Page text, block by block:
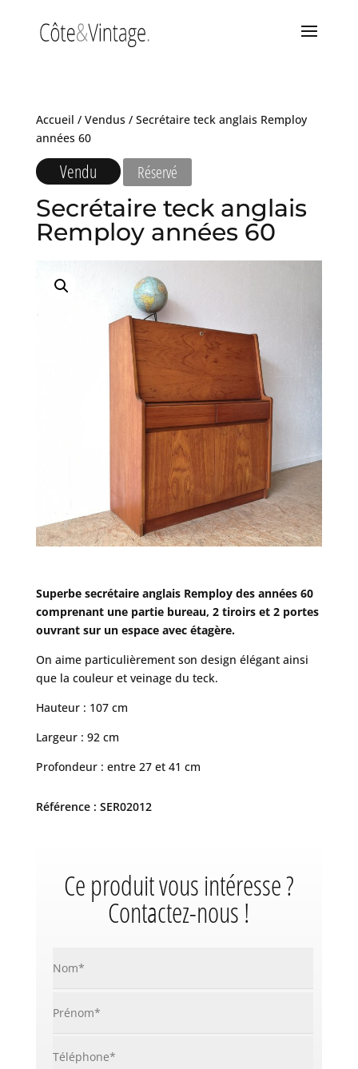
Accueil / Vendus/ Secrétaire teck anglais Remploy
années 60
Vendu Réservé
Secrétaire teck anglais
Remploy années 60
Superbe secrétaire anglais Remploy des années 60
comprenant une partie bureau, 2 tiroirs et 2 portes
ouvrant sur un espace avec étagère.
On aime particulièrement son design élégant ainsi
que la couleur et veinage du teck.
Hauteur : 107 cm
Largeur : 92 cm
Profondeur : entre 27 et 41 cm
Référence : SER02012
Ce produit vous intéresse ?
Contactez-nous !